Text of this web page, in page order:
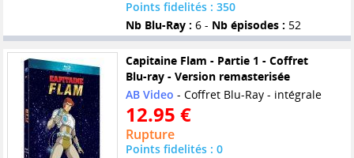
Points fidelités : 350
Nb Blu-Ray : 6 - Nb épisodes : 52
Capitaine Flam - Partie 1 - Coffret
Blu-ray - Version remasterisée
AB Video - Coffret Blu-Ray - intégrale
12.95 €
Rupture
Points fidelités : 0